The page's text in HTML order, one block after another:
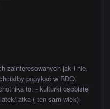
zainteresowanych jak i nie.
popykać w RDO.
to: - kulturki osobistej
latka ( ten sam wiek)